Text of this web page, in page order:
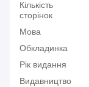
Кількість
сторінок
Мова
Обкладинка
Рік видання
Видавництво